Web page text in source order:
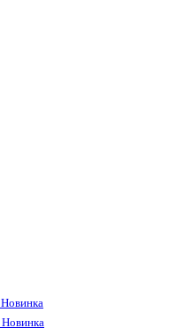
Новинка
Новинка